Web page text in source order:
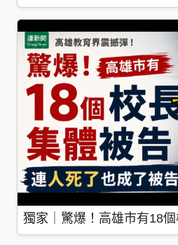
獨家｜驚爆！高雄市有18